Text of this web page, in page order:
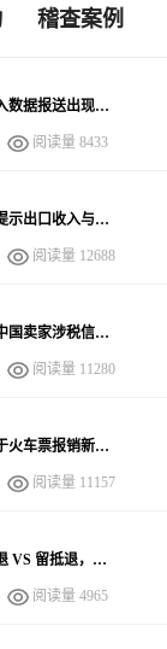
稽查案例
数据报送出现新
阅读量 8433
示出口收入与报
阅读量 12688
国卖家涉税信
阅读量 11280
火车票报销新规
阅读量 11157
VS 留抵退，
阅读量 4965